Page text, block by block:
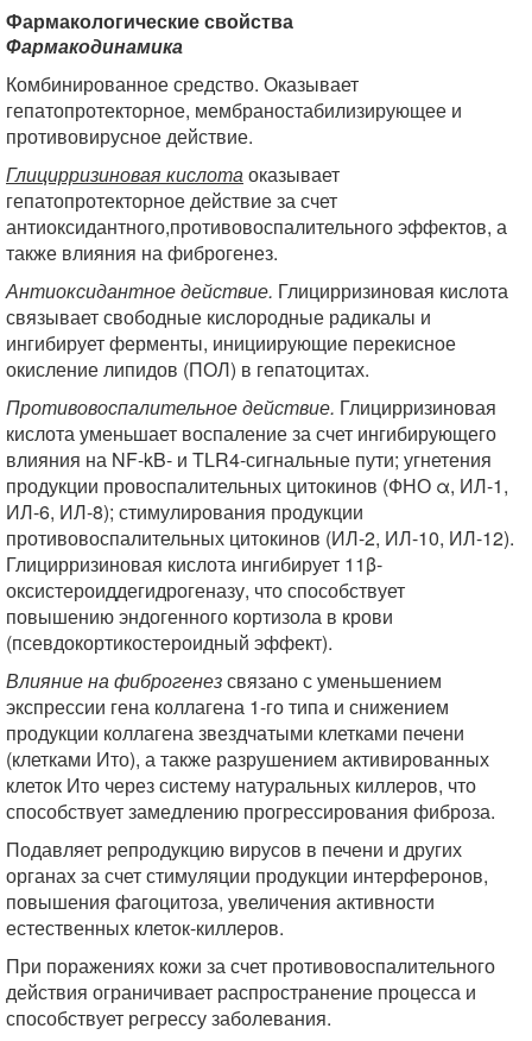
Фармакологические свойства
Фармакодинамика
Комбинированное средство. Оказывает
гепатопротекторное, мембраностабилизирующее и
противовирусное действие.
Глицирризиновая кислотаоказывает
гепатопротекторное действие за счет
антиоксидантного,противовоспалительного эффектов, а
также влияния на фиброгенез.
Антиоксидантное действие. Глицирризиновая кислота
связывает свободные кислородные радикалы и
ингибирует ферменты, инициирующие перекисное
окисление липидов (ПОЛ) в гепатоцитах.
Противовоспалительное действие. Глицирризиновая
кислота уменьшает воспаление за счет ингибирующего
влияния на NF-kB- и TLR4-сигнальные пути; угнетения
продукции провоспалительных цитокинов (ФНО α, ИЛ-1,
ИЛ-6, ИЛ-8); стимулирования продукции
противовоспалительных цитокинов (ИЛ-2, ИЛ-10, ИЛ-12).
Глицирризиновая кислота ингибирует 11β-
оксистероиддегидрогеназу, что способствует
повышению эндогенного кортизола в крови
(псевдокортикостероидный эффект).
Влияние на фиброгенезсвязано с уменьшением
экспрессии гена коллагена 1-го типа и снижением
продукции коллагена звездчатыми клетками печени
(клетками Ито), а также разрушением активированных
клеток Ито через систему натуральных киллеров, что
способствует замедлению прогрессирования фиброза.
Подавляет репродукцию вирусов в печени и других
органах за счет стимуляции продукции интерферонов,
повышения фагоцитоза, увеличения активности
естественных клеток-киллеров.
При поражениях кожи за счет противовоспалительного
действия ограничивает распространение процесса и
способствует регрессу заболевания.